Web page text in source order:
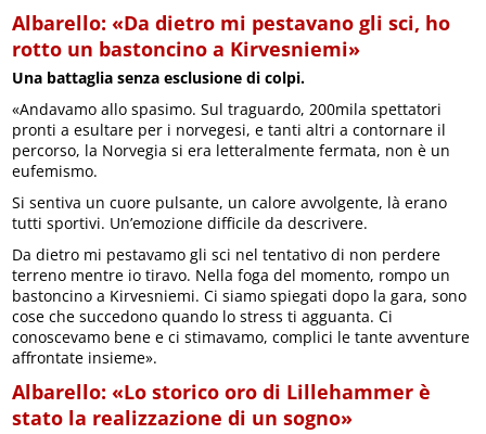
Albarello: «Da dietro mi pestavano gli sci, ho
rotto un bastoncino a Kirvesniemi»
Una battaglia senza esclusione di colpi.
«Andavamo allo spasimo. Sul traguardo, 200mila spettatori
pronti a esultare per i norvegesi, e tanti altri a contornare il
percorso, la Norvegia si era letteralmente fermata, non è un
eufemismo.
Si sentiva un cuore pulsante, un calore avvolgente, là erano
tutti sportivi. Un’emozione difficile da descrivere.
Da dietro mi pestavamo gli sci nel tentativo di non perdere
terreno mentre io tiravo. Nella foga del momento, rompo un
bastoncino a Kirvesniemi. Ci siamo spiegati dopo la gara, sono
cose che succedono quando lo stress ti agguanta. Ci
conoscevamo bene e ci stimavamo, complici le tante avventure
affrontate insieme».
Albarello: «Lo storico oro di Lillehammer è
stato la realizzazione di un sogno»